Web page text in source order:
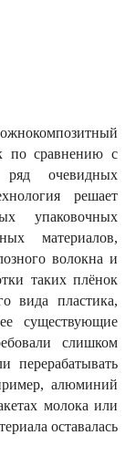
по сравнению с
очевидных
решает
упаковочных
материалов,
волокна и
таких плёнок
вида пластика,
существующие
слишком
перерабатывать
алюминий
молока или
оставалась